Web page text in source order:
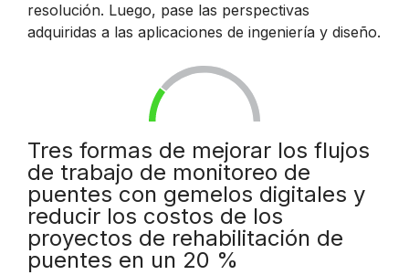
resolución. Luego, pase las perspectivas
adquiridas a las aplicaciones de ingeniería y diseño.
Tres formas de mejorar los flujos
de trabajo de monitoreo de
puentes con gemelos digitales y
reducir los costos de los
proyectos de rehabilitación de
puentes en un 20 %